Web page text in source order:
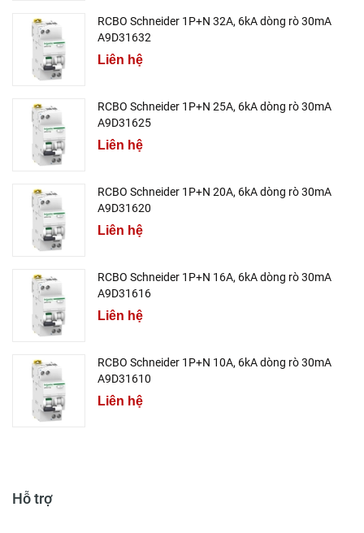
RCBO Schneider 1P+N 32A, 6kA dòng rò 30mA
A9D31632
Liên hệ
RCBO Schneider 1P+N 25A, 6kA dòng rò 30mA
A9D31625
Liên hệ
RCBO Schneider 1P+N 20A, 6kA dòng rò 30mA
A9D31620
Liên hệ
RCBO Schneider 1P+N 16A, 6kA dòng rò 30mA
A9D31616
Liên hệ
RCBO Schneider 1P+N 10A, 6kA dòng rò 30mA
A9D31610
Liên hệ
Hỗ trợ